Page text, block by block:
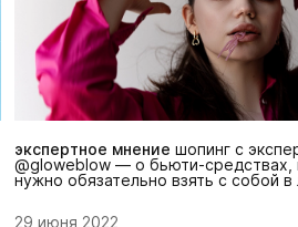
экспертное мнение шопинг с
@gloweblow — о бьюти-средствах,
нужно обязательно взять с собой в
29 июня 2022